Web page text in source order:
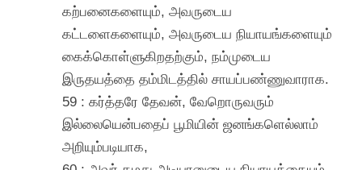
கற்பனைகளையும், அவருடைய
கட்டளைகளையும், அவருடைய நியாயங்களையும்
கைக்கொள்ளுகிறதற்கும், நம்முடைய
இருதயத்தை தம்மிடத்தில் சாயப்பண்ணுவாராக.
59 : கர்த்தரே தேவன், வேறொருவரும்
இல்லையென்பதைப் பூமியின் ஜனங்களெல்லாம்
அறியும்படியாக,